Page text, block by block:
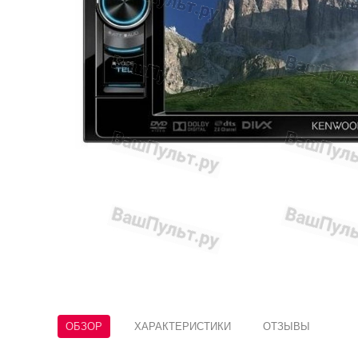
ОБЗОР ХАРАКТЕРИСТИКИ ОТЗЫВЫ